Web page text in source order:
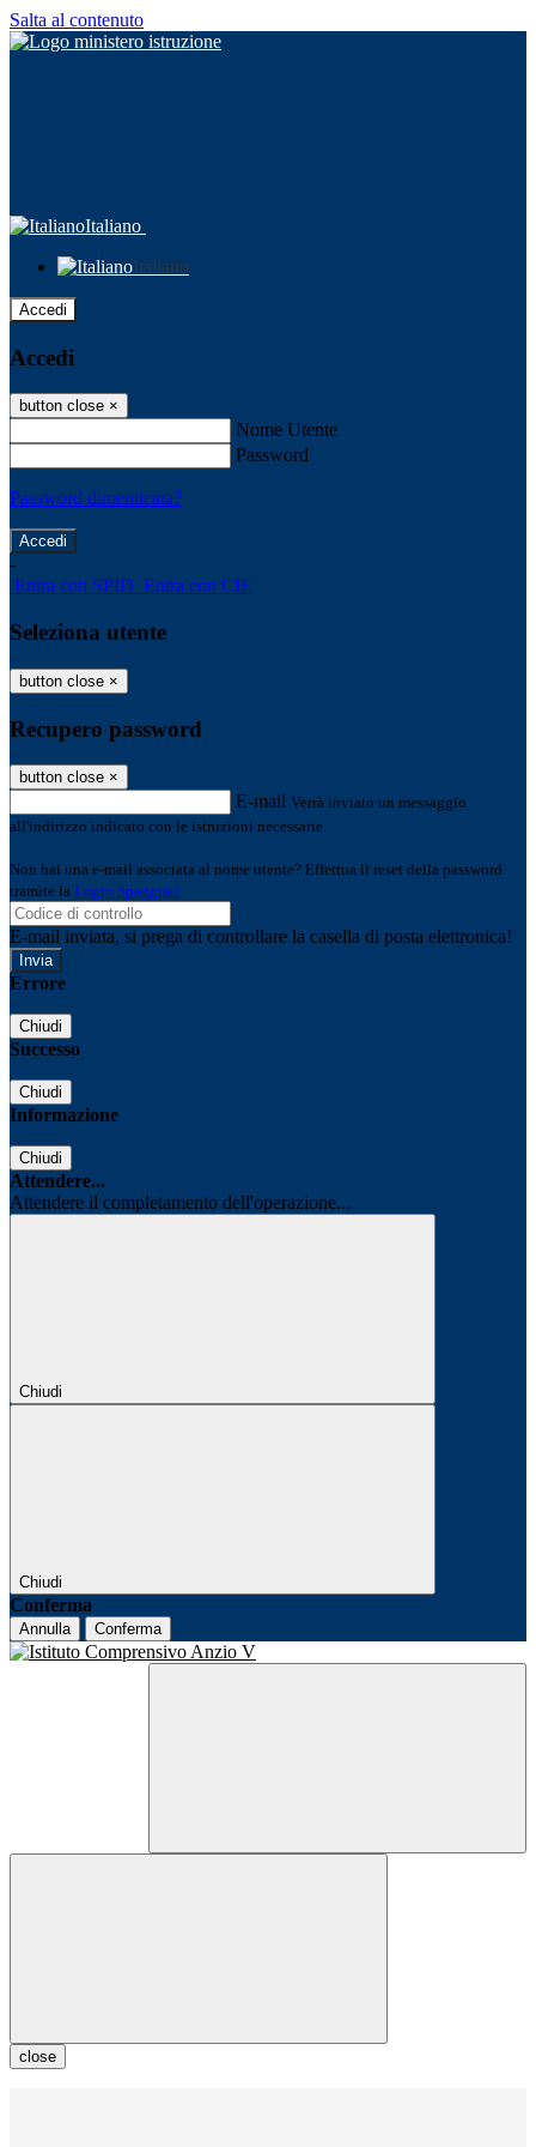
Salta al contenuto
Italiano
Italiano
Accedi
Accedi
button close ×
Nome Utente
Password
Password dimenticata?
-
Entra con SPID Entra con CIE
Seleziona utente
button close ×
Recupero password
button close ×
E-mail Verrà inviato un messaggio
all'indirizzo indicato con le istruzioni necessarie.
Non hai una e-mail associata al nome utente? Effettua il reset della password
tramite la Login Spaggiari
E-mail inviata, si prega di controllare la casella di posta elettronica!
Errore
Chiudi
Successo
Chiudi
Informazione
Chiudi
Attendere...
Attendere il completamento dell'operazione...
Chiudi
Chiudi
Conferma
Annulla Conferma
close